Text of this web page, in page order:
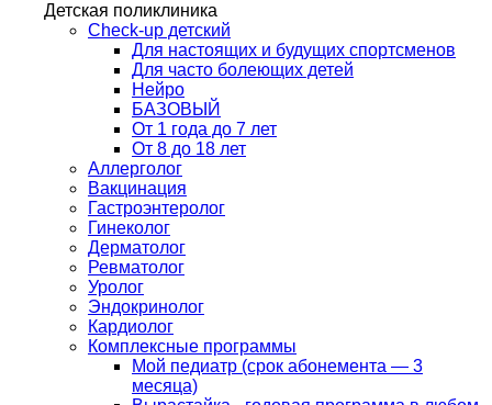
Детская поликлиника
Check-up детский
Для настоящих и будущих спортсменов
Для часто болеющих детей
Нейро
БАЗОВЫЙ
От 1 года до 7 лет
От 8 до 18 лет
Аллерголог
Вакцинация
Гастроэнтеролог
Гинеколог
Дерматолог
Ревматолог
Уролог
Эндокринолог
Кардиолог
Комплексные программы
Мой педиатр (срок абонемента — 3
месяца)